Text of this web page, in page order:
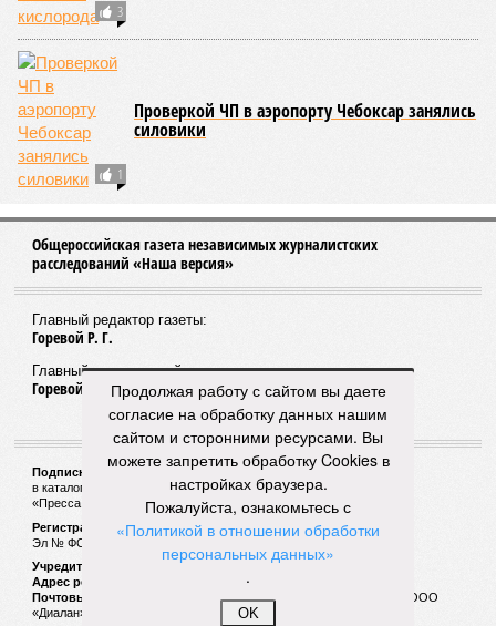
3
1
Проверкой ЧП в аэропорту Чебоксар занялись
силовики
Общероссийская газета независимых журналистских
расследований «Наша версия»
Главный редактор газеты:
Горевой Р. Г.
Главный редактор сайта:
Горевой Р. Г.
Подписной индекс газеты «Наша версия»:
в каталоге «Почта России» —99266
«Пресса России» (зелёный) —41522
Регистрационный номер Роскомнадзора
Эл № ФС77-53847 от 26.04.2013.
Учредитель ООО «Версия»
Адрес редакции:
123100, Россия, Москва, улица 1905 года, 7с1
Почтовый адрес редакции:
123022, Россия, Москва, а/я 29. для ООО
«Диалан»
Продолжая работу с сайтом вы даете
согласие на обработку данных нашим
сайтом и сторонними ресурсами. Вы
можете запретить обработку Cookies в
настройках браузера.
Пожалуйста, ознакомьтесь с
«Политикой в отношении обработки
персональных данных»
.
OK